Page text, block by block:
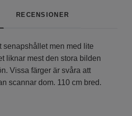
RECENSIONER
senapshållet men med lite
liknar mest den stora bilden
Vissa färger är svåra att
scannar dom. 110 cm bred.